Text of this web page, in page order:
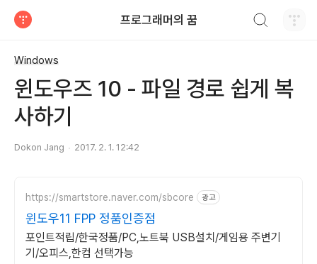
프로그래머의 꿈
Windows
윈도우즈 10 - 파일 경로 쉽게 복
사하기
Dokon Jang 2017. 2. 1. 12:42
https://smartstore.naver.com/sbcore 광고
윈도우11 FPP 정품인증점
포인트적립/한국정품/PC,노트북 USB설치/게임용 주변기
기/오피스,한컴 선택가능